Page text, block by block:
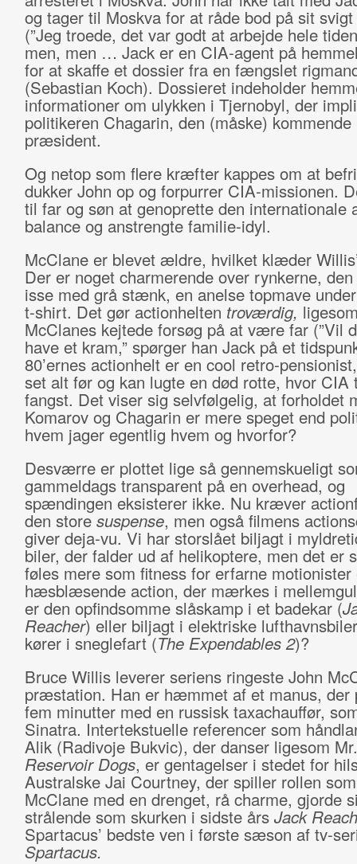
og tager til Moskva for at råde bod på sit
(”Jeg troede, det var godt at arbejde hele
men, men … Jack er en CIA-agent på
for at skaffe et dossier fra en fængslet
(Sebastian Koch). Dossieret indeholder
informationer om ulykken i Tjernobyl, der
politikeren Chagarin, den (måske) kommende
præsident.
Og netop som flere kræfter kappes om at
dukker John op og forpurrer CIA-missionen.
til far og søn at genoprette den internationale
balance og anstrengte familie-idyl.
McClane er blevet ældre, hvilket klæder
Der er noget charmerende over rynkerne,
isse med grå stænk, en anelse topmave
t-shirt. Det gør actionhelten troværdig,
McClanes kejtede forsøg på at være far (”Vil
have et kram,” spørger han Jack på et
80’ernes actionhelt er en cool retro-
set alt før og kan lugte en død rotte, hvor CIA
fangst. Det viser sig selvfølgelig, at forholdet
Komarov og Chagarin er mere speget end
hvem jager egentlig hvem og hvorfor?
Desværre er plottet lige så gennemskueligt
gammeldags transparent på en overhead, og
spændingen eksisterer ikke. Nu kræver
den storesuspense, men også filmens
giver deja-vu. Vi har storslået biljagt i
biler, der falder ud af helikoptere, men det er
føles mere som fitness for erfarne motionister
hæsblæsende action, der mærkes i
er den opfindsomme slåskamp i et badekar (
Reacher) eller biljagt i elektriske
kører i sneglefart (The Expendables 2)?
Bruce Willis leverer seriens ringeste John
præstation. Han er hæmmet af et manus, der
fem minutter med en russisk taxachauffør,
Sinatra. Intertekstuelle referencer som
Alik (Radivoje Bukvic), der danser ligesom
Reservoir Dogs, er gentagelser i stedet for
Australske Jai Courtney, der spiller rollen
McClane med en drenget, rå charme, gjorde
strålende som skurken i sidste års Jack
Spartacus’ bedste ven i første sæson af tv-
Spartacus.